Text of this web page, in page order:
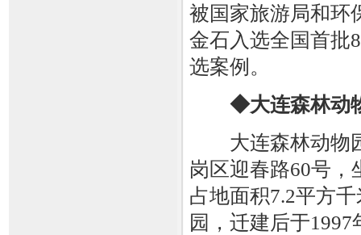
被国家旅游局和环
金石入选全国首批
选案例。
◆大连森林动
大连森林动物
岗区迎春路60号，
占地面积7.2平方
园，迁建后于